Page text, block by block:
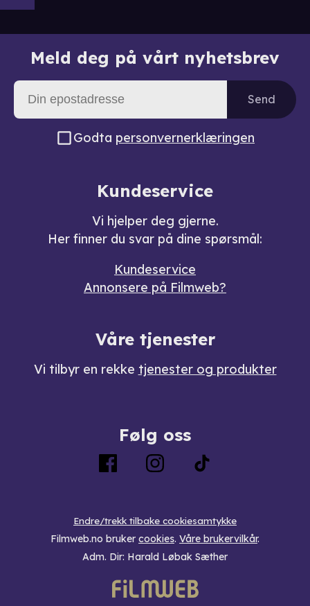
Meld deg på vårt nyhetsbrev
Send
Godta personvernerklæringen
Kundeservice
Vi hjelper deg gjerne.
Her finner du svar på dine spørsmål:
Kundeservice
Annonsere på Filmweb?
Våre tjenester
Vi tilbyr en rekke tjenester og produkter
Følg oss
Endre/trekk tilbake cookiesamtykke
Filmweb.no bruker cookies. Våre brukervilkår.
Adm. Dir: Harald Løbak Sæther